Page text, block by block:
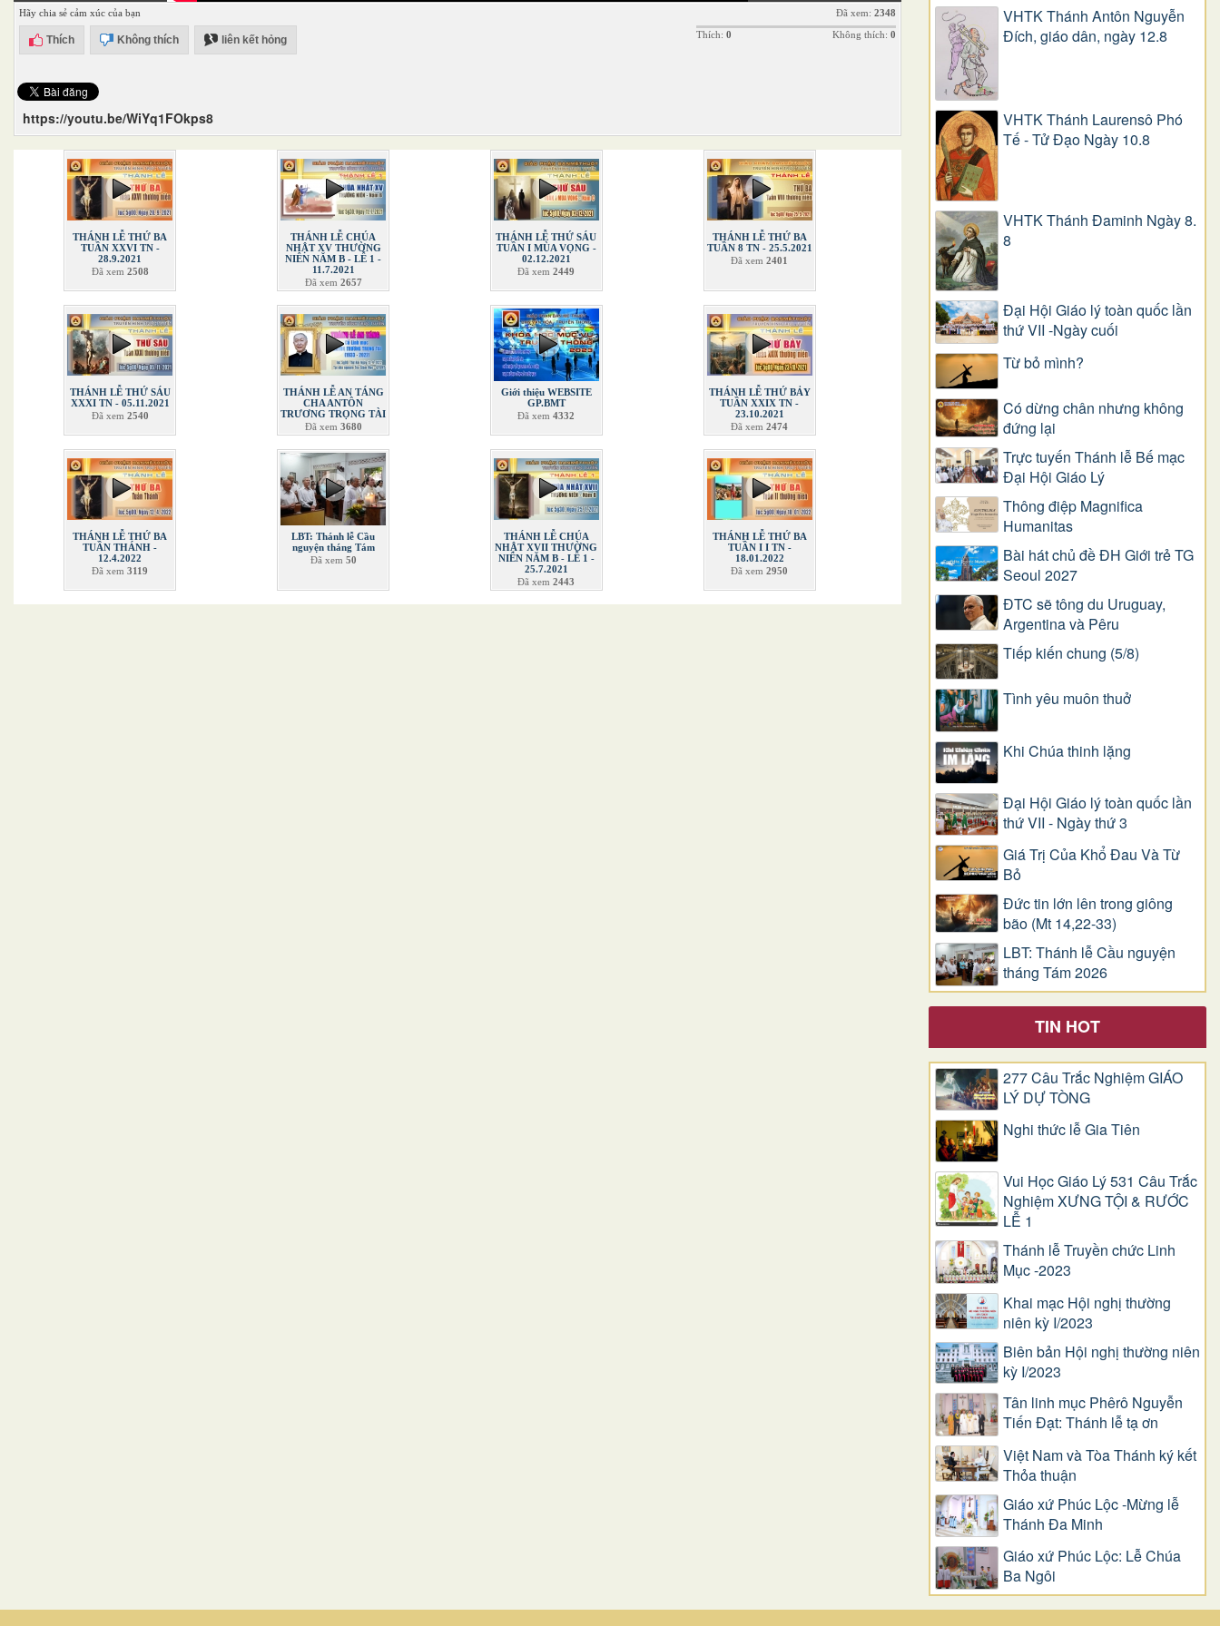
Hãy chia sẻ cảm xúc của bạn
Thích Không thích liên kết hỏng
Đã xem: 2348
Thích: 0 Không thích: 0
https://youtu.be/WiYq1FOkps8
THÁNH LỄ THỨ BA
TUẦN XXVI TN -
28.9.2021
Đã xem 2508
THÁNH LỄ CHÚA
NHẬT XV THƯỜNG
NIÊN NĂM B - LỄ 1 -
11.7.2021
Đã xem 2657
THÁNH LỄ THỨ SÁU
TUẦN I MÙA VỌNG -
02.12.2021
Đã xem2449
THÁNH LỄ THỨ BA
TUẦN 8 TN - 25.5.2021
Đã xem2401
THÁNH LỄ THỨ SÁU
XXXI TN - 05.11.2021
Đã xem 2540
THÁNH LỄ AN TÁNG
CHA ANTÔN
TRƯƠNG TRỌNG TÀI
Đã xem 3680
Giới thiệu WEBSITE
GP.BMT
Đã xem4332
THÁNH LỄ THỨ BẢY
TUẦN XXIX TN -
23.10.2021
Đã xem2474
THÁNH LỄ THỨ BA
TUẦN THÁNH -
12.4.2022
Đã xem3119
LBT: Thánh lễ Cầu
nguyện tháng Tám
Đã xem 50
THÁNH LỄ CHÚA
NHẬT XVII THƯỜNG
NIÊN NĂM B - LỄ 1 -
25.7.2021
Đã xem2443
THÁNH LỄ THỨ BA
TUẦN I I TN -
18.01.2022
Đã xem2950
VHTK Thánh Antôn Nguyễn
Ðích, giáo dân, ngày 12.8
VHTK Thánh Laurensô Phó
Tế - Tử Đạo Ngày 10.8
VHTK Thánh Đaminh Ngày 8.
8
Đại Hội Giáo lý toàn quốc lần
thứ VII -Ngày cuối
Từ bỏ mình?
Có dừng chân nhưng không
đứng lại
Trực tuyến Thánh lễ Bế mạc
Đại Hội Giáo Lý
Thông điệp Magnifica
Humanitas
Bài hát chủ đề ĐH Giới trẻ TG
Seoul 2027
ĐTC sẽ tông du Uruguay,
Argentina và Pêru
Tiếp kiến chung (5/8)
Tình yêu muôn thuở
Khi Chúa thinh lặng
Đại Hội Giáo lý toàn quốc lần
thứ VII - Ngày thứ 3
Giá Trị Của Khổ Ðau Và Từ
Bỏ
Đức tin lớn lên trong giông
bão (Mt 14,22-33)
LBT: Thánh lễ Cầu nguyện
tháng Tám 2026
TIN HOT
277 Câu Trắc Nghiệm GIÁO
LÝ DỰ TÒNG
Nghi thức lễ Gia Tiên
Vui Học Giáo Lý 531 Câu Trắc
Nghiệm XƯNG TỘI & RƯỚC
LỄ 1
Thánh lễ Truyền chức Linh
Mục -2023
Khai mạc Hội nghị thường
niên kỳ I/2023
Biên bản Hội nghị thường niên
kỳ I/2023
Tân linh mục Phêrô Nguyễn
Tiến Đạt: Thánh lễ tạ ơn
Việt Nam và Tòa Thánh ký kết
Thỏa thuận
Giáo xứ Phúc Lộc -Mừng lễ
Thánh Đa Minh
Giáo xứ Phúc Lộc: Lễ Chúa
Ba Ngôi